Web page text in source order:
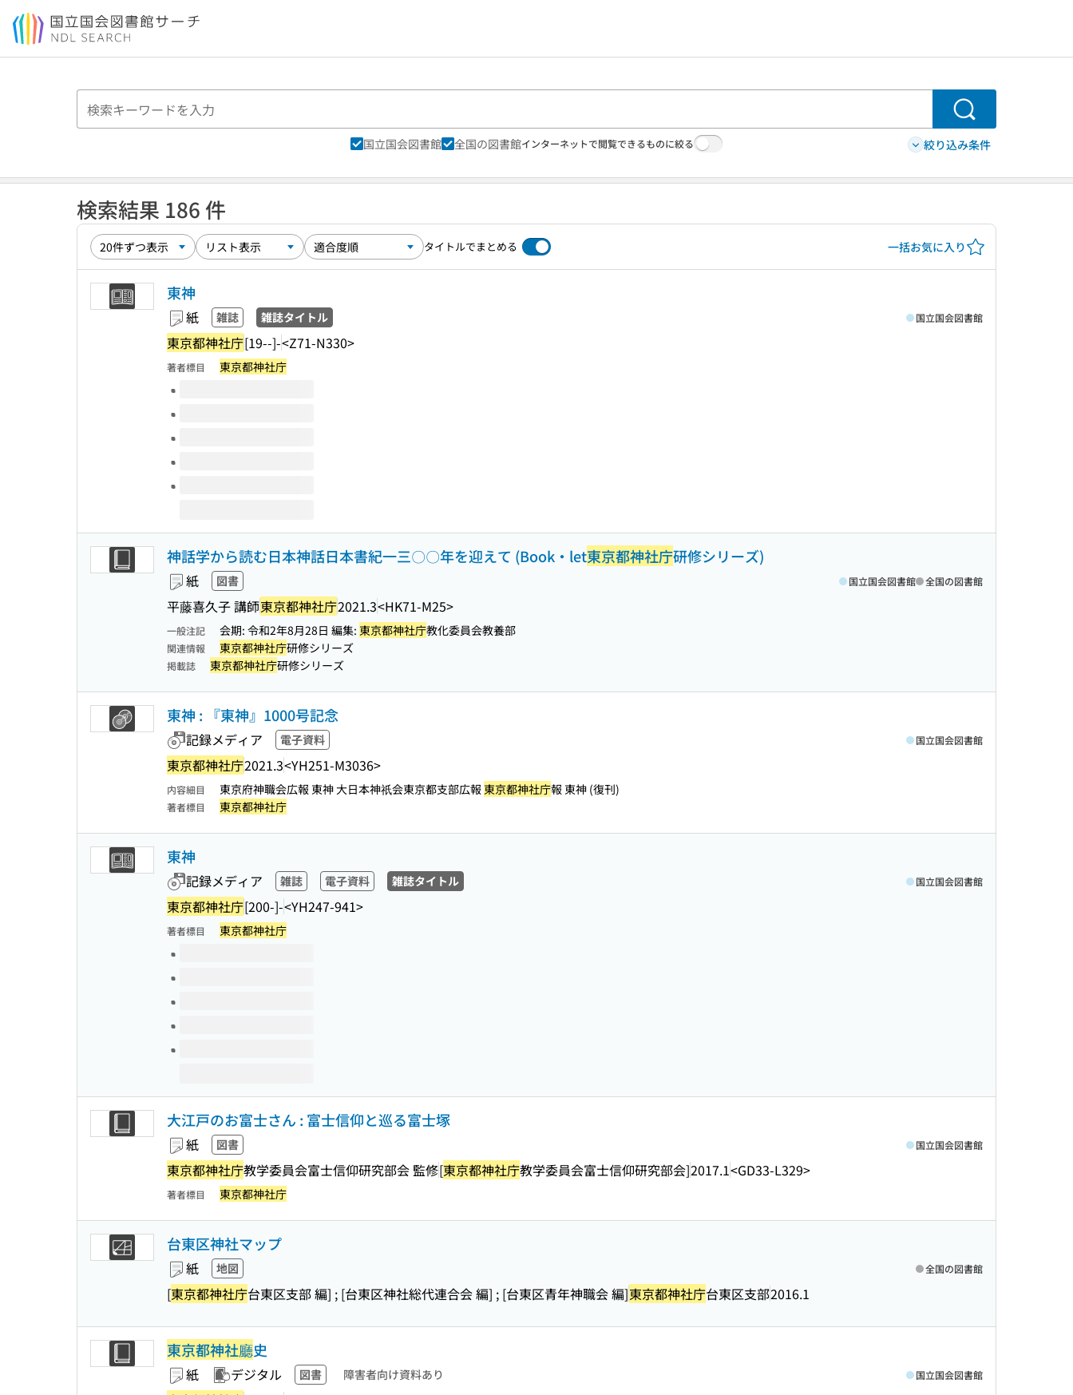
本文へ移動
検索
国立国会図書館 全国の図書館インターネットで閲覧できるものに絞る 絞り込み条件
検索結果 186 件
タイトルでまとめる 一括お気に入り
東神
紙 雑誌 雑誌タイトル
東京都神社庁[19--]-<Z71-N330>
国立国会図書館
著者標目 東京都神社庁
このタイトルの巻号
神話学から読む日本神話日本書紀一三〇〇年を迎えて (Book・let東京都神社庁研修シリーズ)
紙 図書
平藤喜久子 講師東京都神社庁2021.3<HK71-M25>
国立国会図書館 全国の図書館
一般注記 会期: 令和2年8月28日 編集: 東京都神社庁教化委員会教養部
関連情報 東京都神社庁研修シリーズ
掲載誌 東京都神社庁研修シリーズ
東神 : 『東神』1000号記念
記録メディア 電子資料
東京都神社庁2021.3<YH251-M3036>
国立国会図書館
内容細目 東京府神職会広報 東神 大日本神祇会東京都支部広報 東京都神社庁報 東神 (復刊)
著者標目 東京都神社庁
東神
記録メディア 雑誌 電子資料 雑誌タイトル
東京都神社庁[200-]-<YH247-941>
国立国会図書館
著者標目 東京都神社庁
このタイトルの巻号
大江戸のお富士さん : 富士信仰と巡る富士塚
紙 図書
東京都神社庁教学委員会富士信仰研究部会 監修[東京都神社庁教学委員会富士信仰研究部会]2017.1<GD33-L329>
国立国会図書館
著者標目 東京都神社庁
台東区神社マップ
紙 地図
[東京都神社庁台東区支部 編] ; [台東区神社総代連合会 編] ; [台東区青年神職会 編]東京都神社庁台東区支部2016.1
全国の図書館
東京都神社廳史
紙 デジタル 図書 障害者向け資料あり 国立国会図書館